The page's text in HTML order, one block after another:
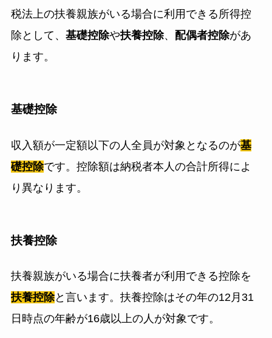
税法上の扶養親族がいる場合に利用できる所得控
除として、 基礎控除や扶養控除、 配偶者控除があ
ります。
基礎控除
収入額が一定額以下の人全員が対象となるのが基
礎控除です。控除額は納税者本人の合計所得によ
り異なります。
扶養控除
扶養親族がいる場合に扶養者が利用できる控除を
扶養控除と言います。扶養控除はその年の12月31
日時点の年齢が16歳以上の人が対象です。